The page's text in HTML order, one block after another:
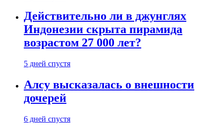
Действительно ли в джунглях
Индонезии скрыта пирамида
возрастом 27 000 лет?
5 дней спустя
Алсу высказалась о внешности
дочерей
6 дней спустя